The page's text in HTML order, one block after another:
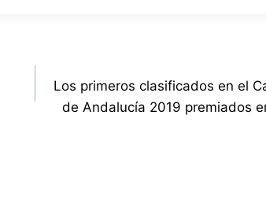
Los primeros clasificados en el
de Andalucía 2019 premiados